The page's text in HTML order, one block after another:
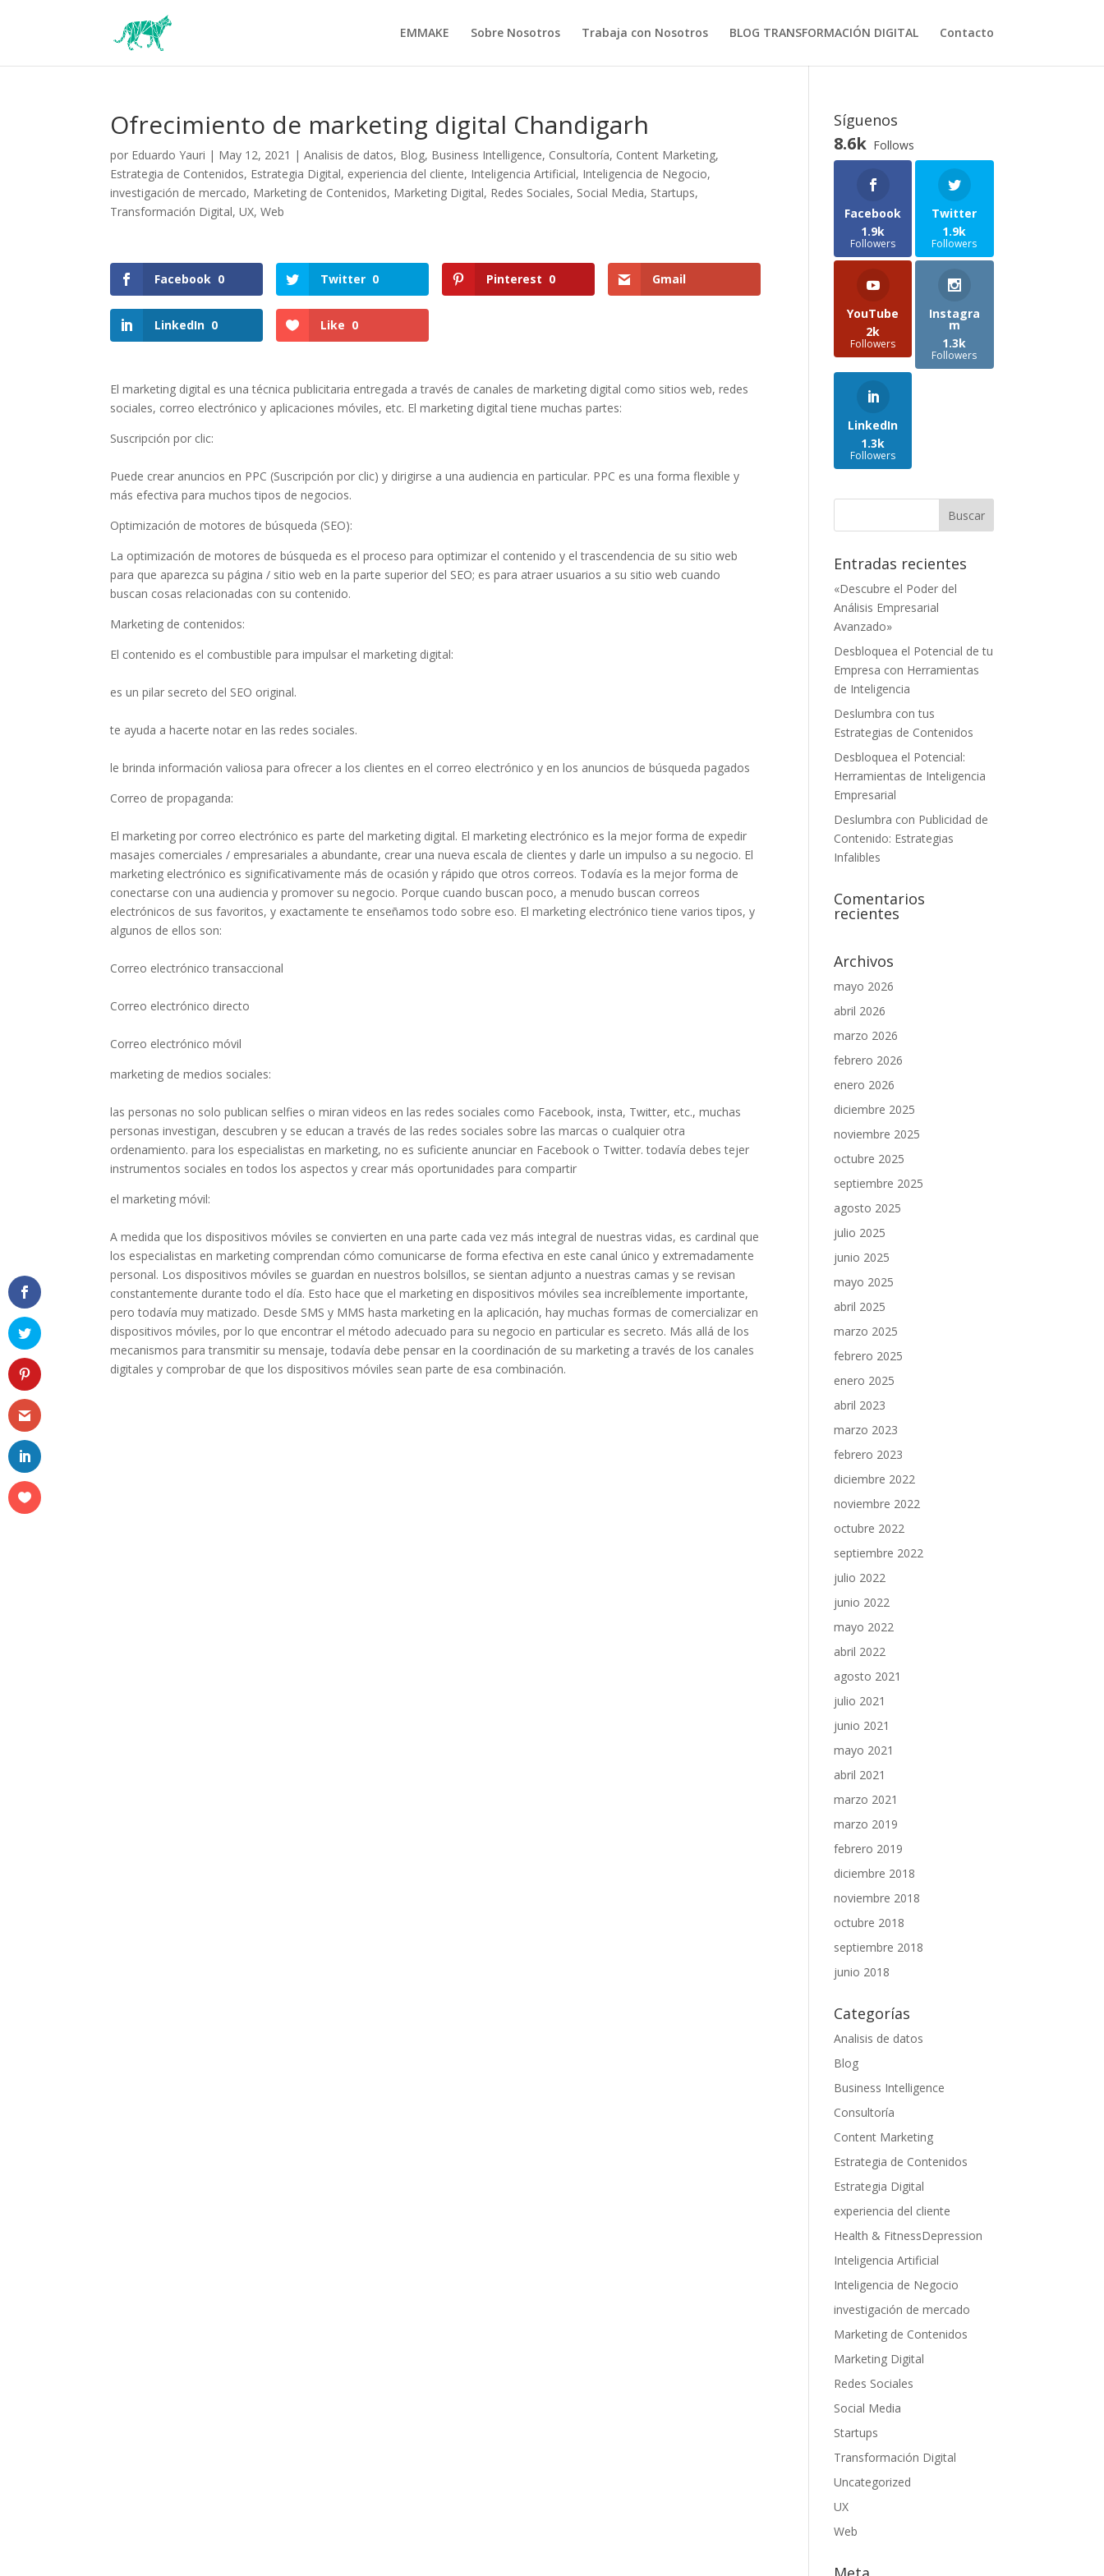
EMMAKE Sobre Nosotros Trabaja con Nosotros BLOG TRANSFORMACIÓN DIGITAL Contacto
Ofrecimiento de marketing digital Chandigarh
por Eduardo Yauri | May 12, 2021 |Analisis de datos, Blog, Business Intelligence, Consultoría, Content Marketing,
Estrategia de Contenidos, Estrategia Digital, experiencia del cliente, Inteligencia Artificial, Inteligencia de Negocio,
investigación de mercado, Marketing de Contenidos, Marketing Digital, Redes Sociales, Social Media, Startups,
Transformación Digital,UX,Web
Facebook 0 Twitter 0 Pinterest 0 Gmail
LinkedIn 0 Like 0
El marketing digital es una técnica publicitaria entregada a través de canales de marketing digital como sitios web, redes
sociales, correo electrónico y aplicaciones móviles, etc. El marketing digital tiene muchas partes:
Suscripción por clic:
Puede crear anuncios en PPC (Suscripción por clic) y dirigirse a una audiencia en particular. PPC es una forma flexible y
más efectiva para muchos tipos de negocios.
Optimización de motores de búsqueda (SEO):
La optimización de motores de búsqueda es el proceso para optimizar el contenido y el trascendencia de su sitio web
para que aparezca su página / sitio web en la parte superior del SEO; es para atraer usuarios a su sitio web cuando
buscan cosas relacionadas con su contenido.
Marketing de contenidos:
El contenido es el combustible para impulsar el marketing digital:
es un pilar secreto del SEO original.
te ayuda a hacerte notar en las redes sociales.
le brinda información valiosa para ofrecer a los clientes en el correo electrónico y en los anuncios de búsqueda pagados
Correo de propaganda:
El marketing por correo electrónico es parte del marketing digital. El marketing electrónico es la mejor forma de expedir
masajes comerciales / empresariales a abundante, crear una nueva escala de clientes y darle un impulso a su negocio. El
marketing electrónico es significativamente más de ocasión y rápido que otros correos. Todavía es la mejor forma de
conectarse con una audiencia y promover su negocio. Porque cuando buscan poco, a menudo buscan correos
electrónicos de sus favoritos, y exactamente te enseñamos todo sobre eso. El marketing electrónico tiene varios tipos, y
algunos de ellos son:
Correo electrónico transaccional
Correo electrónico directo
Correo electrónico móvil
marketing de medios sociales:
las personas no solo publican selfies o miran videos en las redes sociales como Facebook, insta, Twitter, etc., muchas
personas investigan, descubren y se educan a través de las redes sociales sobre las marcas o cualquier otra
ordenamiento. para los especialistas en marketing, no es suficiente anunciar en Facebook o Twitter. todavía debes tejer
instrumentos sociales en todos los aspectos y crear más oportunidades para compartir
el marketing móvil:
A medida que los dispositivos móviles se convierten en una parte cada vez más integral de nuestras vidas, es cardinal que
los especialistas en marketing comprendan cómo comunicarse de forma efectiva en este canal único y extremadamente
personal. Los dispositivos móviles se guardan en nuestros bolsillos, se sientan adjunto a nuestras camas y se revisan
constantemente durante todo el día. Esto hace que el marketing en dispositivos móviles sea increíblemente importante,
pero todavía muy matizado. Desde SMS y MMS hasta marketing en la aplicación, hay muchas formas de comercializar en
dispositivos móviles, por lo que encontrar el método adecuado para su negocio en particular es secreto. Más allá de los
mecanismos para transmitir su mensaje, todavía debe pensar en la coordinación de su marketing a través de los canales
digitales y comprobar de que los dispositivos móviles sean parte de esa combinación.
Síguenos
8.6k Follows
Facebook
1.9k
Followers
Twitter
1.9k
Followers
YouTube
2k
Followers
Instagra
m
1.3k
Followers
LinkedIn
1.3k
Followers
Entradas recientes
«Descubre el Poder del
Análisis Empresarial
Avanzado»
Desbloquea el Potencial de tu
Empresa con Herramientas
de Inteligencia
Deslumbra con tus
Estrategias de Contenidos
Desbloquea el Potencial:
Herramientas de Inteligencia
Empresarial
Deslumbra con Publicidad de
Contenido: Estrategias
Infalibles
Comentarios
recientes
Archivos
mayo 2026
abril 2026
marzo 2026
febrero 2026
enero 2026
diciembre 2025
noviembre 2025
octubre 2025
septiembre 2025
agosto 2025
julio 2025
junio 2025
mayo 2025
abril 2025
marzo 2025
febrero 2025
enero 2025
abril 2023
marzo 2023
febrero 2023
diciembre 2022
noviembre 2022
octubre 2022
septiembre 2022
julio 2022
junio 2022
mayo 2022
abril 2022
agosto 2021
julio 2021
junio 2021
mayo 2021
abril 2021
marzo 2021
marzo 2019
febrero 2019
diciembre 2018
noviembre 2018
octubre 2018
septiembre 2018
junio 2018
Categorías
Analisis de datos
Blog
Business Intelligence
Consultoría
Content Marketing
Estrategia de Contenidos
Estrategia Digital
experiencia del cliente
Health & FitnessDepression
Inteligencia Artificial
Inteligencia de Negocio
investigación de mercado
Marketing de Contenidos
Marketing Digital
Redes Sociales
Social Media
Startups
Transformación Digital
Uncategorized
UX
Web